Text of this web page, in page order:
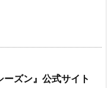
ズン』公式サイト